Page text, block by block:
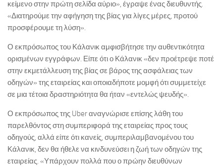
κείμενο στην πρώτη σελίδα αύριο», έγραψε ένας διευθυντής.
«Διατηρούμε την αφήγηση της βίας για λίγες μέρες, προτού
προσφέρουμε τη λύση».
Ο εκπρόσωπος του Κάλανικ αμφισβήτησε την αυθεντικότητα
ορισμένων εγγράφων. Είπε ότι ο Κάλανικ «δεν προέτρεψε ποτέ
στην εκμετάλλευση της βίας σε βάρος της ασφάλειας των
οδηγών» της εταιρείας και οποιαδήποτε μομφή ότι συμμετείχε
σε μια τέτοια δραστηριότητα θα ήταν «εντελώς ψευδής».
Ο εκπρόσωπος της Uber αναγνώρισε επίσης λάθη του
παρελθόντος στη συμπεριφορά της εταιρείας προς τους
οδηγούς, αλλά είπε ότι κανείς, συμπεριλαμβανομένου του
Κάλανικ, δεν θα ήθελε να κινδυνεύσει η ζωή των οδηγών της
εταιρείας. «Υπάρχουν πολλά που ο πρώην διευθύνων